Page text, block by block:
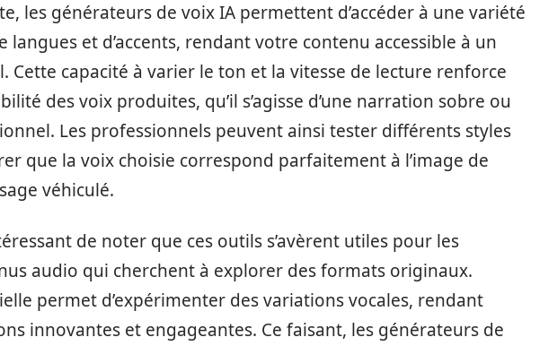
les générateurs de voix IA permettent d’accéder à une variété
langues et d’accents, rendant votre contenu accessible à un
Cette capacité à varier le ton et la vitesse de lecture renforce
des voix produites, qu’il s’agisse d’une narration sobre ou
Les professionnels peuvent ainsi tester différents styles
que la voix choisie correspond parfaitement à l’image de
véhiculé.
de noter que ces outils s’avèrent utiles pour les
audio qui cherchent à explorer des formats originaux.
permet d’expérimenter des variations vocales, rendant
innovantes et engageantes. Ce faisant, les générateurs de